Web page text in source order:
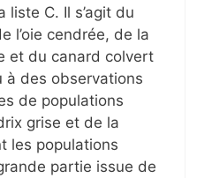
liste C. Il s’agit du
l’oie cendrée, de la
et du canard colvert
à des observations
de populations
grise et de la
les populations
partie issue de